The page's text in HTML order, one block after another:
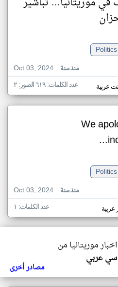
Politics
Oct 03, 2024
منذ سنة
عربية عدد الكلمات: ٦١٩ الصور: ٢
We
Politics
Oct 03, 2024
منذ سنة
عربية عدد الكلمات: ١
موريتانيا من
عربي
مصادر أخرى